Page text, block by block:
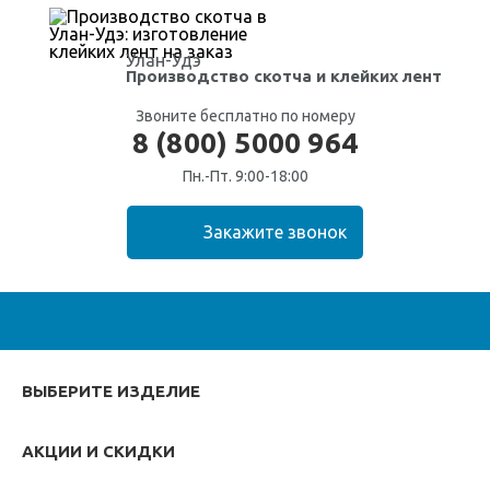
Улан-Удэ
Производство скотча и клейких лент
Звоните бесплатно по номеру
8 (800) 5000 964
Пн.-Пт. 9:00-18:00
ВЫБЕРИТЕ ИЗДЕЛИЕ
АКЦИИ И СКИДКИ